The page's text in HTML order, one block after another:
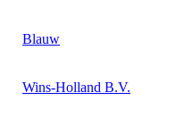
Blauw
Wins-Holland B.V.